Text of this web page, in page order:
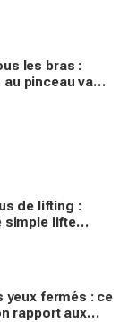
les bras :
pinceau va
de lifting :
simple lifte
yeux fermés : ce
rapport aux